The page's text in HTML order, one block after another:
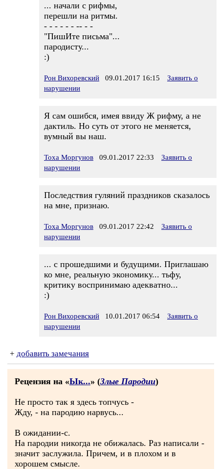
... начали с рифмы,
перешли на ритмы.
- - - - - - -- - -
"ПишИте письма"...
пародисту...
:)
Рон Вихоревский 09.01.2017 16:15
Заявить о
нарушении
Я сам ошибся, имея ввиду Ж рифму, а не
дактиль. Но суть от этого не меняется,
вумный вы наш.
Тоха Моргунов 09.01.2017 22:33
Заявить о
нарушении
Последствия гуляний праздников сказалось
на мне, признаю.
Тоха Моргунов 09.01.2017 22:42
Заявить о
нарушении
... с прошедшими и будущими. Приглашаю
ко мне, реальную экономику... тьфу,
критику воспринимаю адекватно...
:)
Рон Вихоревский 10.01.2017 06:54
Заявить о
нарушении
+ добавить замечания
Рецензия на «Ык...» (Злые Пародии)
Не просто так я здесь топчусь -
Жду, - на пародию нарвусь...
В ожидании-с.
На пародии никогда не обижалась. Раз написали -
значит заслужила. Причем, и в плохом и в
хорошем смысле.